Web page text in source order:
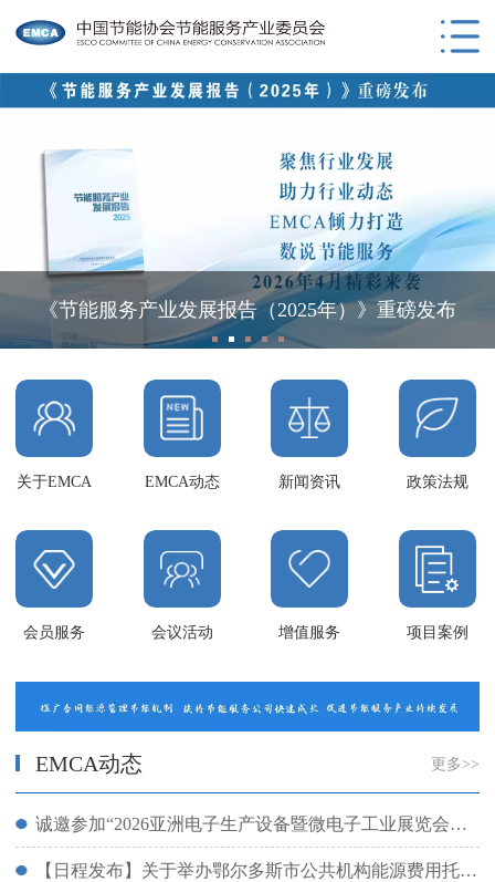
《节能服务产业发展报告（2025年）》重磅发布
关于EMCA EMCA动态 新闻资讯 政策法规
会员服务 会议活动 增值服务 项目案例
EMCA动态 更多>>
诚邀参加“2026亚洲电子生产设备暨微电子工业展览会（NEPCON ASIA）”及同期 “FAC TEC CHINA电子工厂设施展”（10月 深圳国际会展中心）
【日程发布】关于举办鄂尔多斯市公共机构能源费用托管服务暨绿色低碳技术交流会的通知